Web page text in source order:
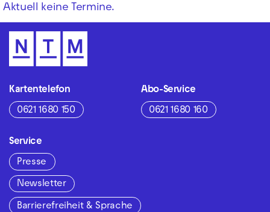
Aktuell keine Termine.
Kartentelefon
0621 1680 150
Abo-Service
0621 1680 160
Service
Presse
Newsletter
Barrierefreiheit & Sprache